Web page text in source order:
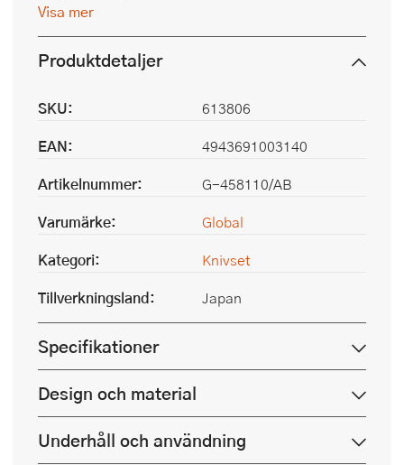
Visa mer
Produktdetaljer
SKU:
613806
EAN:
4943691003140
Artikelnummer:
G-458110/AB
Varumärke:
Global
Kategori:
Knivset
Tillverkningsland:
Japan
Specifikationer
Design och material
Underhåll och användning